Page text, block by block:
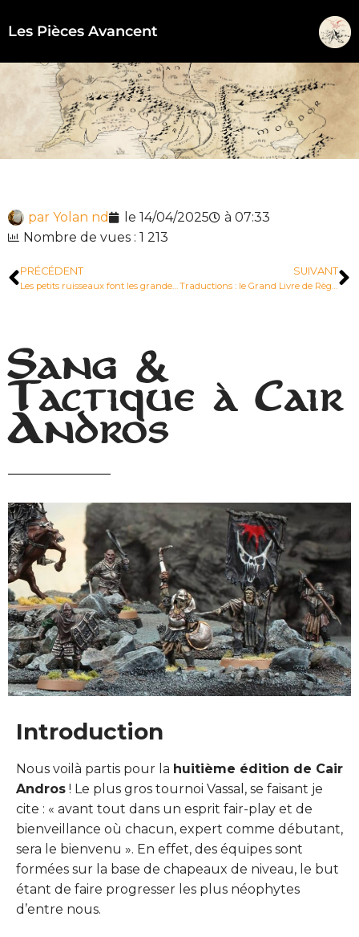
au
contenu
Les Pièces Avancent
par Yolan nd le 14/04/2025 à 07:33
Nombre de vues : 1 213
PRÉCÉDENT
Les petits ruisseaux font les grandes rivières : un aperçu de Fondcombe
SUIVANT
Traductions : le Grand Livre de Règles est arrivé !
Sang &
Tactique à Cair
Andros
Introduction
Nous voilà partis pour la huitième édition de Cair
Andros ! Le plus gros tournoi Vassal, se faisant je
cite : « avant tout dans un esprit fair-play et de
bienveillance où chacun, expert comme débutant,
sera le bienvenu ». En effet, des équipes sont
formées sur la base de chapeaux de niveau, le but
étant de faire progresser les plus néophytes
d’entre nous.